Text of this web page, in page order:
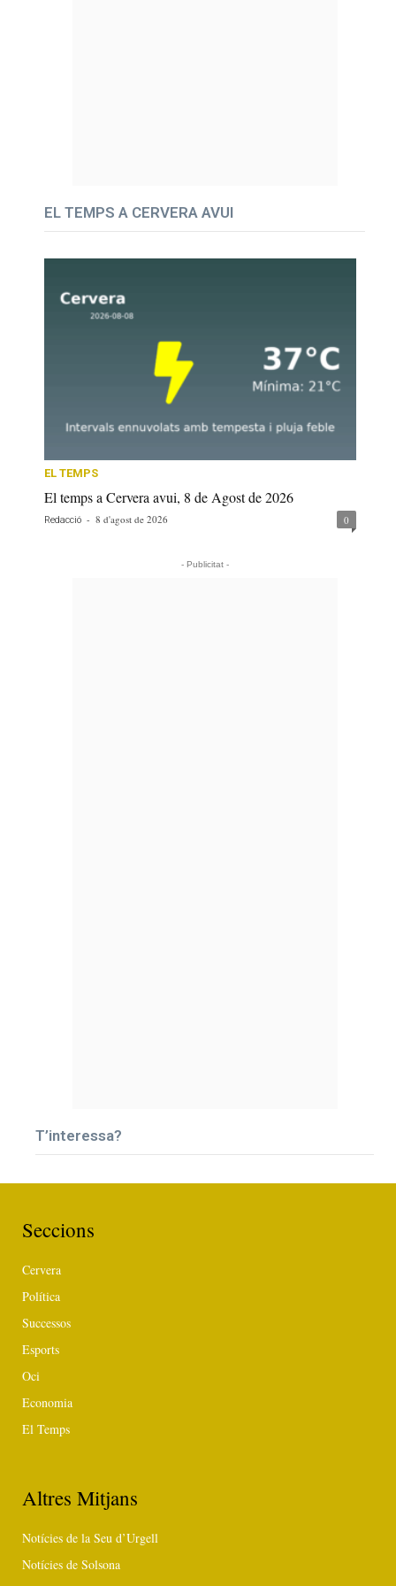
EL TEMPS A CERVERA AVUI
EL TEMPS
El temps a Cervera avui, 8 de Agost de 2026
Redacció - 8 d'agost de 2026 0
- Publicitat -
T’interessa?
Seccions
Cervera
Política
Successos
Esports
Oci
Economia
El Temps
Altres Mitjans
Notícies de la Seu d’Urgell
Notícies de Solsona